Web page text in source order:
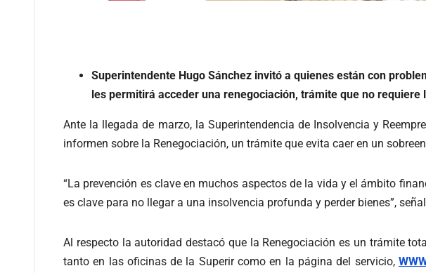
Superintendente Hugo Sánchez invitó a quienes están con
les permitirá acceder una renegociación, trámite que no requiere
Ante la llegada de marzo, la Superintendencia de Insolvencia y
informen sobre la Renegociación, un trámite que evita caer en un
“La prevención es clave en muchos aspectos de la vida y el ámbito
es clave para no llegar a una insolvencia profunda y perder bienes”,
Al respecto la autoridad destacó que la Renegociación es un trámite
tanto en las oficinas de la Superir como en la página del servicio,